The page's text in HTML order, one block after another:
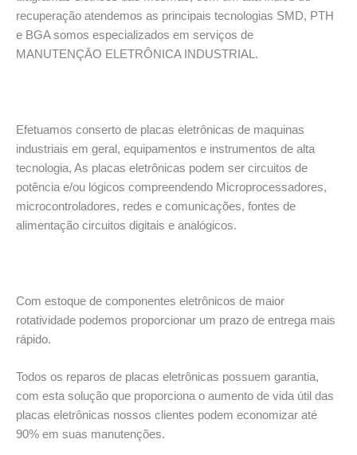
recuperação atendemos as principais tecnologias SMD, PTH
e BGA somos especializados em serviços de
MANUTENÇĀO ELETRÔNICA INDUSTRIAL.
Efetuamos conserto de placas eletrônicas de maquinas
industriais em geral, equipamentos e instrumentos de alta
tecnologia, As placas eletrônicas podem ser circuitos de
potência e/ou lógicos compreendendo Microprocessadores,
microcontroladores, redes e comunicações, fontes de
alimentação circuitos digitais e analógicos.
Com estoque de componentes eletrônicos de maior
rotatividade podemos proporcionar um prazo de entrega mais
rápido.
Todos os reparos de placas eletrônicas possuem garantia,
com esta solução que proporciona o aumento de vida útil das
placas eletrônicas nossos clientes podem economizar até
90% em suas manutenções.